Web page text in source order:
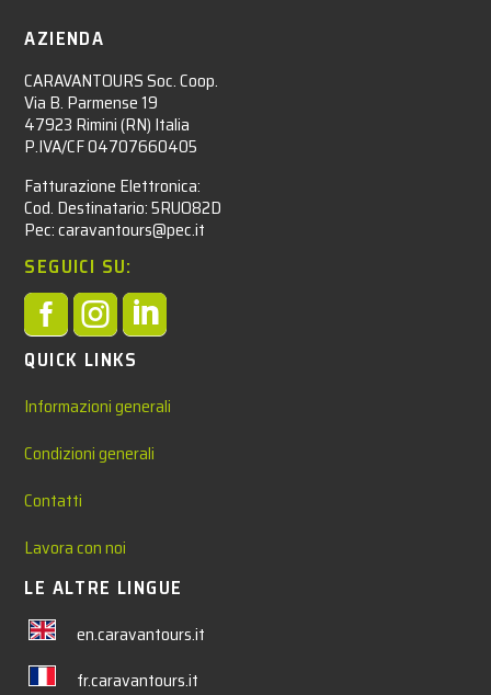
AZIENDA
CARAVANTOURS Soc. Coop.
Via B. Parmense 19
47923 Rimini (RN) Italia
P.IVA/CF 04707660405
Fatturazione Elettronica:
Cod. Destinatario: 5RUO82D
Pec: caravantours@pec.it
SEGUICI SU:

QUICK LINKS
Informazioni generali
Condizioni generali
Contatti
Lavora con noi
LE ALTRE LINGUE
en.caravantours.it
fr.caravantours.it